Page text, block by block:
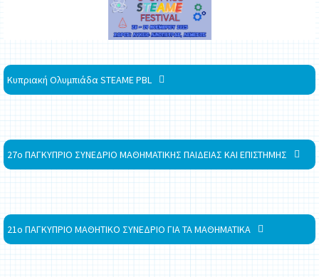
Κυπριακή Ολυμπιάδα STEAME PBL
27ο ΠΑΓΚΥΠΡΙΟ ΣΥΝΕΔΡΙΟ ΜΑΘΗΜΑΤΙΚΗΣ ΠΑΙΔΕΙΑΣ ΚΑΙ ΕΠΙΣΤΗΜΗΣ
21ο ΠΑΓΚΥΠΡΙΟ ΜΑΘΗΤΙΚΟ ΣΥΝΕΔΡΙΟ ΓΙΑ ΤΑ ΜΑΘΗΜΑΤΙΚΑ